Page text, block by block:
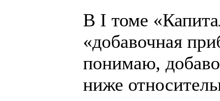
В I томе
«добавочная
понимаю,
ниже